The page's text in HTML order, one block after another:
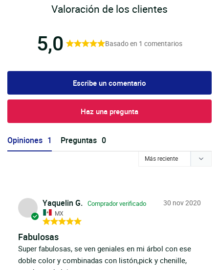
Valoración de los clientes
5,0 Basado en 1 comentarios
Escribe un comentario
Haz una pregunta
Opiniones Preguntas
30 nov 2020
Yaquelin G.
MX
Fabulosas
Super fabulosas, se ven geniales en mi árbol con ese
doble color y combinadas con listón,pick y chenille,